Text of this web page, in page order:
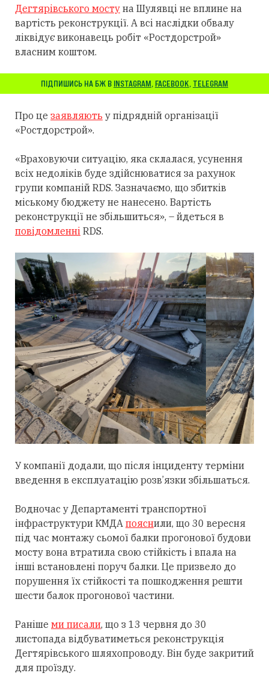
Дегтярівського мосту на Шулявці не вплине на
вартість реконструкції. А всі наслідки обвалу
ліквідує виконавець робіт «Ростдорстрой»
власним коштом.
ПІДПИШИСЬ НА БЖ В INSTAGRAM, FACEBOOK, TELEGRAM
Про це заявляють у підрядній організації
«Ростдорстрой».
«Враховуючи ситуацію, яка склалася, усунення
всіх недоліків буде здійснюватися за рахунок
групи компаній RDS. Зазначаємо, що збитків
міському бюджету не нанесено. Вартість
реконструкції не збільшиться», – йдеться в
повідомленні RDS.
У компанії додали, що після інциденту терміни
введення в експлуатацію розв’язки збільшаться.
Водночас у Департаменті транспортної
інфраструктури КМДА пояснили, що 30 вересня
під час монтажу сьомої балки прогонової будови
мосту вона втратила свою стійкість і впала на
інші встановлені поруч балки. Це призвело до
порушення їх стійкості та пошкодження решти
шести балок прогонової частини.
Раніше ми писали, що з 13 червня до 30
листопада відбуватиметься реконструкція
Дегтярівського шляхопроводу. Він буде закритий
для проїзду.